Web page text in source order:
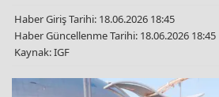
Haber Giriş Tarihi: 18.06.2026 18:45
Haber Güncellenme Tarihi: 18.06.2026 18:45
Kaynak: IGF